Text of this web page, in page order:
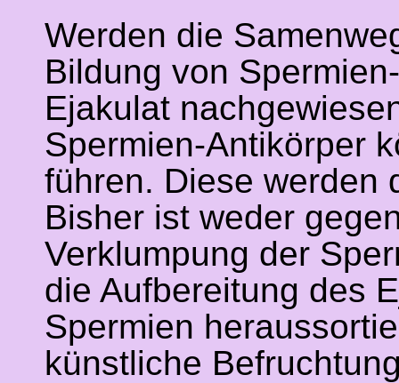
Werden die
Bildung von
Ejakulat
Spermien-Antikörper
führen. Diese werden
Bisher ist weder
Verklumpung der
die Aufbereitung des
Spermien
künstliche